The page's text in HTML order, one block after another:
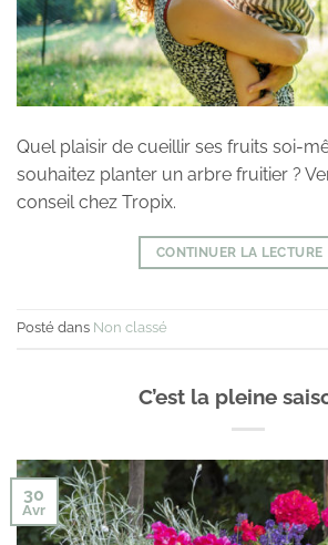
Quel plaisir de cueillir ses fruits soi-
souhaitez planter un arbre fruitier ?
conseil chez Tropix.
CONTINUER LA LECTURE
Posté dans Non classé
C’est la pleine
30
Avr